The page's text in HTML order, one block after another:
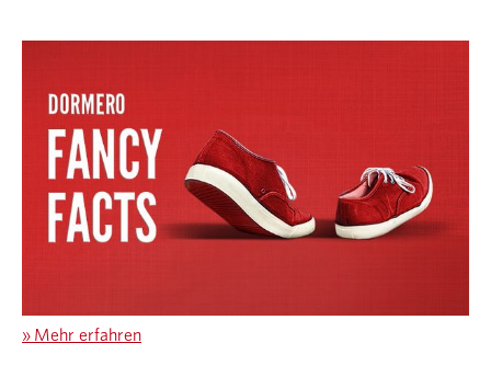
» Mehr erfahren